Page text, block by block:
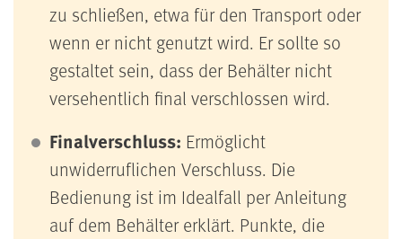
zu schließen, etwa für den Transport oder
wenn er nicht genutzt wird. Er sollte so
gestaltet sein, dass der Behälter nicht
versehentlich final verschlossen wird.
Finalverschluss: Ermöglicht
unwiderruflichen Verschluss. Die
Bedienung ist im Idealfall per Anleitung
auf dem Behälter erklärt. Punkte, die